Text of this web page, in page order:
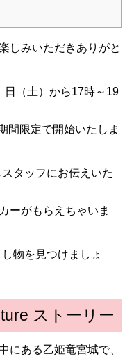
しみいただきありがと
日（土）から17時～19
間限定で開始いたしま
タッフにお伝えいた
ーがもらえちゃいま
物を見つけましょ
ストーリー
にある⼄姫⻯宮城で、